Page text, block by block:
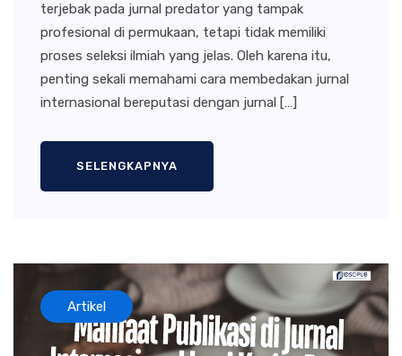
terjebak pada jurnal predator yang tampak
profesional di permukaan, tetapi tidak memiliki
proses seleksi ilmiah yang jelas. Oleh karena itu,
penting sekali memahami cara membedakan jurnal
internasional bereputasi dengan jurnal […]
SELENGKAPNYA
Artikel